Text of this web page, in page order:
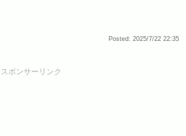
Posted: 2025/7/22 22:35
スポンサーリンク